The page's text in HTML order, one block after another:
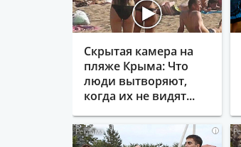
Скрытая камера на
пляже Крыма: Что
люди вытворяют,
когда их не видят...
i